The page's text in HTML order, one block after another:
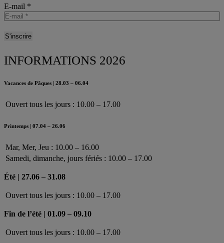
E-mail *
INFORMATIONS 2026
Vacances de Pâques | 28.03 – 06.04
Ouvert tous les jours : 10.00 – 17.00
Printemps | 07.04 – 26.06
Mar, Mer, Jeu : 10.00 – 16.00
Samedi, dimanche, jours fériés : 10.00 – 17.00
Été | 27.06 – 31.08
Ouvert tous les jours : 10.00 – 17.00
Fin de l’été | 01.09 – 09.10
Ouvert tous les jours : 10.00 – 17.00